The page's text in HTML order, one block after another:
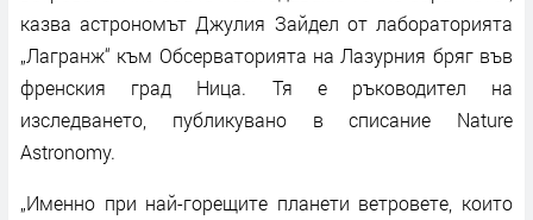
казва астрономът Джулия Зайдел от лабораторията
„Лагранж“ към Обсерваторията на Лазурния бряг във
френския град Ница. Тя е ръководител на
изследването, публикувано в списание Nature
Astronomy.
„Именно при най-горещите планети ветровете, които